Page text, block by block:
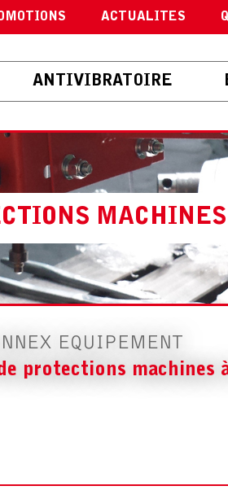
ACTUALITES
ANTIVIBRATOIRE
EQUIPEMENT
protections machines